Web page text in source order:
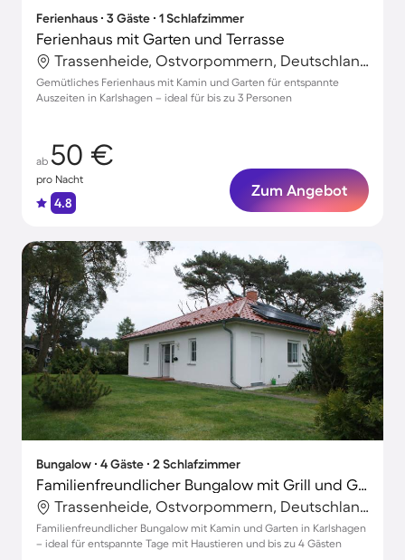
Ferienhaus ∙ 3 Gäste ∙ 1 Schlafzimmer
Ferienhaus mit Garten und Terrasse
Trassenheide, Ostvorpommern, Deutschland
Gemütliches Ferienhaus mit Kamin und Garten für entspannte
Auszeiten in Karlshagen – ideal für bis zu 3 Personen
ab 50 €
pro Nacht
4.8
Zum Angebot
Bungalow ∙ 4 Gäste ∙ 2 Schlafzimmer
Familienfreundlicher Bungalow mit Grill und Garten | Panoramablick | Hunde erlaubt
Trassenheide, Ostvorpommern, Deutschland
Familienfreundlicher Bungalow mit Kamin und Garten in Karlshagen
– ideal für entspannte Tage mit Haustieren und bis zu 4 Gästen